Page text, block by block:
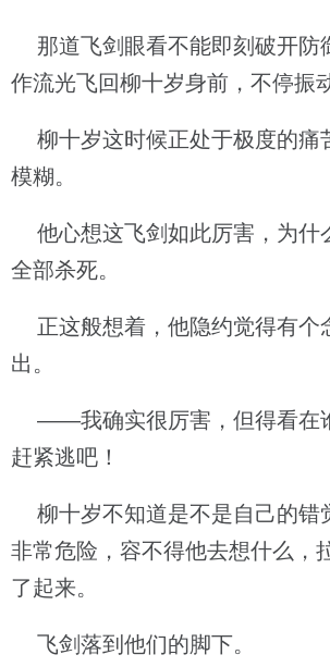
那道飞剑眼看不能即刻破开防
作流光飞回柳十岁身前，不停振
柳十岁这时候正处于极度的痛
模糊。
他心想这飞剑如此厉害，为什
全部杀死。
正这般想着，他隐约觉得有个
出。
——我确实很厉害，但得看在
赶紧逃吧！
柳十岁不知道是不是自己的错
非常危险，容不得他去想什么，
了起来。
飞剑落到他们的脚下。